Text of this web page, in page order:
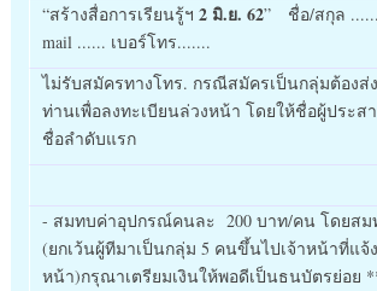
“สร้างสื่อการเรียนรู้ฯ 2 มิ.ย. 62” ชื่อ/สกุล
mail ...... เบอร์โทร.......
ไม่รับสมัครทางโทร. กรณีสมัครเป็นกลุ่มต้องส่
ท่านเพื่อลงทะเบียนล่วงหน้า โดยให้ชื่อผู้ประส
ชื่อลำดับแรก
- สมทบค่าอุปกรณ์คนละ 200 บาท/คน โดยสม
(ยกเว้นผู้ทีมาเป็นกลุ่ม 5 คนขึ้นไปเจ้าหน้าที่แจ้
หน้า)กรุณาเตรียมเงินให้พอดีเป็นธนบัตรย่อย